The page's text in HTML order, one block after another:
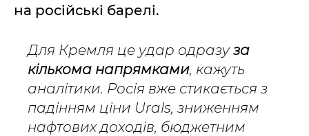
на російські барелі.
Для Кремля це удар одразуза
кількома напрямками, кажуть
аналітики. Росія вже стикається з
падінням ціни Urals, зниженням
нафтових доходів, бюджетним